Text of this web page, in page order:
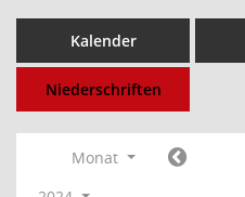
Kalender
Niederschriften
Monat